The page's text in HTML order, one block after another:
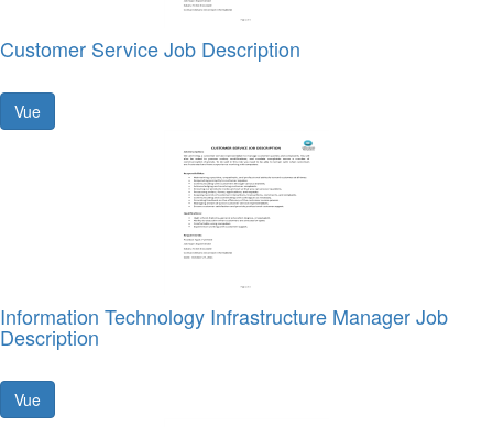
Customer Service Job Description
Vue
Information Technology Infrastructure Manager Job
Description
Vue